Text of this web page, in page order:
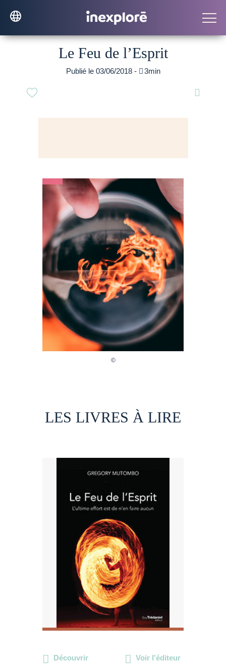
Le Feu de l’Esprit
Publié le 03/06/2018 - 3min

LES LIVRES À LIRE
Découvrir Voir l'éditeur